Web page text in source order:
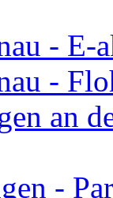
-
-
an
-